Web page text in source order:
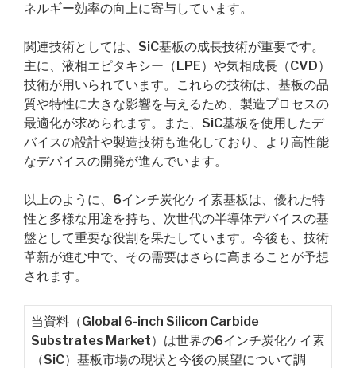
ネルギー効率の向上に寄与しています。
関連技術としては、SiC基板の成長技術が重要です。
主に、液相エピタキシー（LPE）や気相成長（CVD）
技術が用いられています。これらの技術は、基板の品
質や特性に大きな影響を与えるため、製造プロセスの
最適化が求められます。また、SiC基板を使用したデ
バイスの設計や製造技術も進化しており、より高性能
なデバイスの開発が進んでいます。
以上のように、6インチ炭化ケイ素基板は、優れた特
性と多様な用途を持ち、次世代の半導体デバイスの基
盤として重要な役割を果たしています。今後も、技術
革新が進む中で、その需要はさらに高まることが予想
されます。
当資料（Global 6-inch Silicon Carbide
Substrates Market）は世界の6インチ炭化ケイ素
（SiC）基板市場の現状と今後の展望について調